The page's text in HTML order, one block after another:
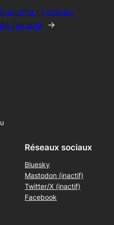
Suivante : L’oiseau
de paradis
→
Réseaux sociaux
Bluesky
Mastodon (inactif)
Twitter/X (inactif)
Facebook